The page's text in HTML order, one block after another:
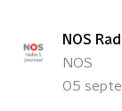
NOS
NOS
05